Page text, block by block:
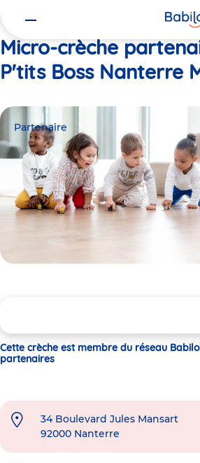
Micro-crèche
P'tits Boss Nanterre
Partenaire
Cette crèche est membre du réseau
partenaires
34 Boulevard Jules Mansart
92000 Nanterre